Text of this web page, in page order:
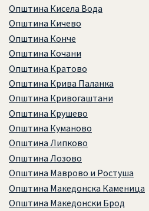
Општина Кисела Вода
Општина Кичево
Општина Конче
Општина Кочани
Општина Кратово
Општина Крива Паланка
Општина Кривогаштани
Општина Крушево
Општина Куманово
Општина Липково
Општина Лозово
Општина Маврово и Ростуша
Општина Македонска Каменица
Општина Македонски Брод